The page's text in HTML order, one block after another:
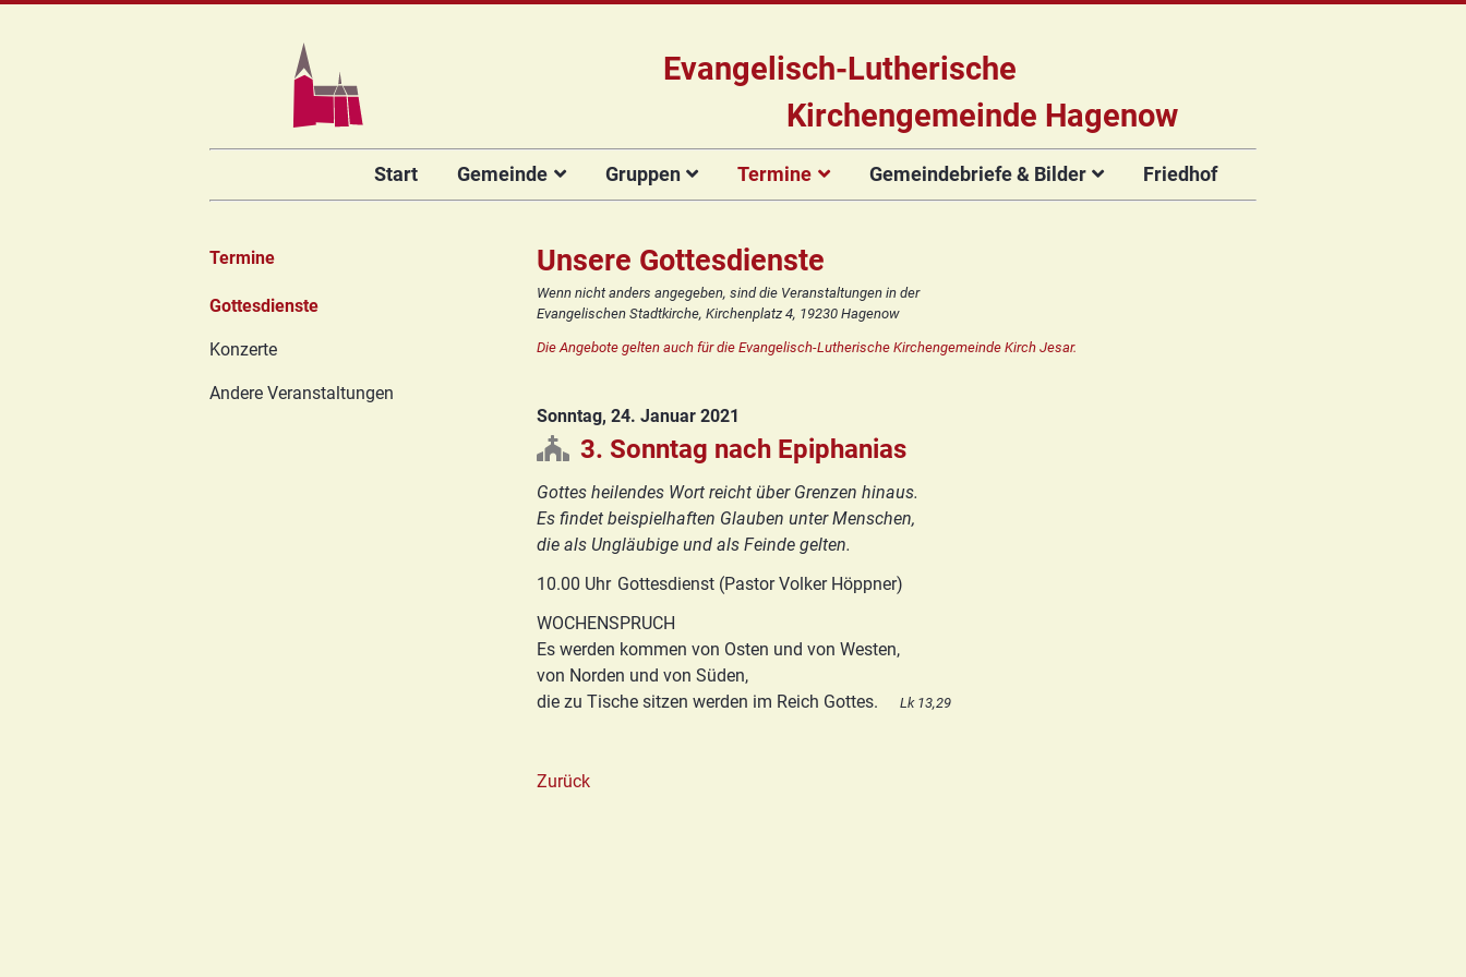
Evangelisch-Lutherische
Kirchengemeinde Hagenow
überspringen
Start Gemeinde
Das Team
Hauptamtliche
Kirchengemeinderat
Vorstellung der
Unsere Kirche
Orgelsanierung
Rückblick
Prävention
FAQ
Basis/Schutzkonzept
HGN
Gruppen
Für Kinder
Kinderkirche
Kinderturnen
Konfirmanden
Für Erwachsene
Chor
Posaunenchor
Collegium
Blaues Kreuz
Seniorenkreis
Chor
Posaunenchor
Freundeskreis
Seniorenkreis
Frauenkreis
Zirkusgruppe
Konfirmanden
Termine
Gottesdienste Konzerte
Flyer der
Gemeindebriefe & Bilder
Gemeindebriefe
Friedhof
Unsere Gottesdienste
Wenn nicht anders angegeben, sind die Veranstaltungen in der
Evangelischen Stadtkirche, Kirchenplatz 4, 19230 Hagenow
Die Angebote gelten auch für die Evangelisch-Lutherische Kirchengemeinde Kirch Jesar.
Sonntag, 24. Januar 2021
3. Sonntag nach Epiphanias
Gottes heilendes Wort reicht über Grenzen hinaus.
Es findet beispielhaften Glauben unter Menschen,
die als Ungläubige und als Feinde gelten.
10.00 Uhr Gottesdienst (Pastor Volker Höppner)
WOCHENSPRUCH
Es werden kommen von Osten und von Westen,
von Norden und von Süden,
die zu Tische sitzen werden im Reich Gottes.
Lk 13,29
Zurück
Termine
Navigation
Gottesdienste
Konzerte
Andere Veranstaltungen